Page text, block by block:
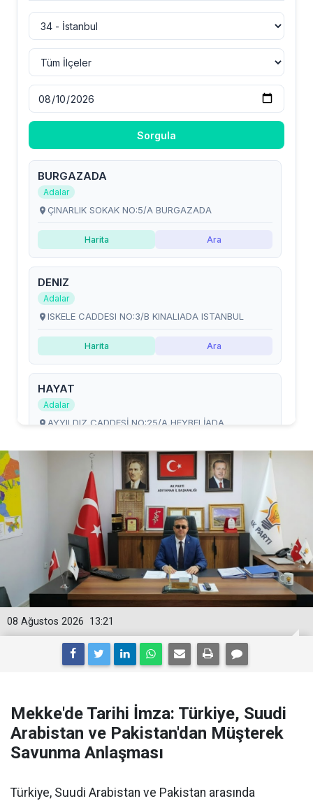
13:21
08 Ağustos 2026
Mekke'de Tarihi İmza: Türkiye, Suudi
Arabistan ve Pakistan'dan Müşterek
Savunma Anlaşması
Türkiye, Suudi Arabistan ve Pakistan arasında